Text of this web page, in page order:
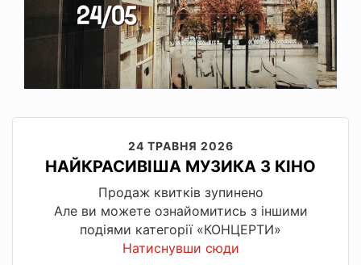
24 ТРАВНЯ 2026
НАЙКРАСИВІША МУЗИКА З КІНО
Продаж квитків зупинено
Але ви можете ознайомитись з іншими
подіями категорії «КОНЦЕРТИ»
Натиснувши сюди